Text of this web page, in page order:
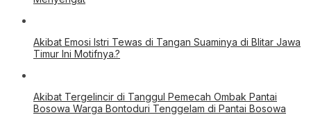
Akibat Emosi Istri Tewas di Tangan Suaminya di Blitar Jawa
Timur Ini Motifnya.?
Akibat Tergelincir di Tanggul Pemecah Ombak Pantai
Bosowa Warga Bontoduri Tenggelam di Pantai Bosowa